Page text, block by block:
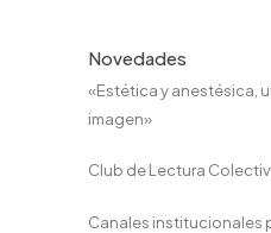
Novedades
«Estética y anestésica,
imagen»
Club de Lectura
Canales institucionales